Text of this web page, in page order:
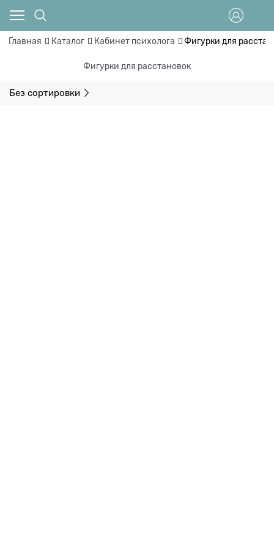
Главная Каталог Кабинет психолога Фигурки для
Фигурки для расстановок
Без сортировки